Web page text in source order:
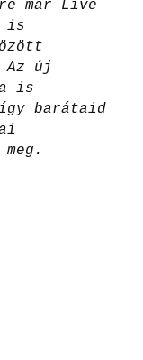
már Live
is
Az új
is
így barátaid